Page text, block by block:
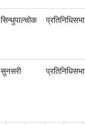
सिन्धुपाल्चोक प्रतिनिधिसभा
सुनसरी प्रतिनिधिसभा